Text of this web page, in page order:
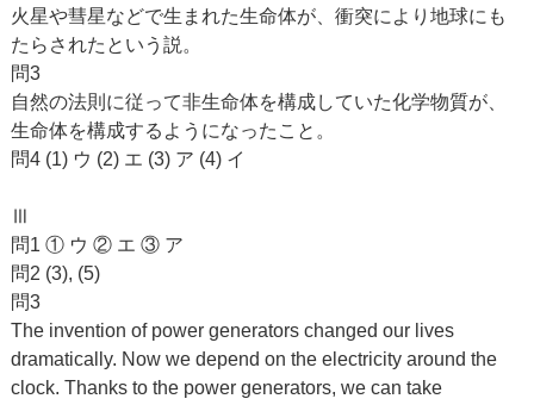
火星や彗星などで生まれた生命体が、衝突により地球にも
たらされたという説。
問3
自然の法則に従って非生命体を構成していた化学物質が、
生命体を構成するようになったこと。
問4 (1) ウ (2) エ (3) ア (4) イ
Ⅲ
問1 ① ウ ② エ ③ ア
問2 (3), (5)
問3
The invention of power generators changed our lives
dramatically. Now we depend on the electricity around the
clock. Thanks to the power generators, we can take